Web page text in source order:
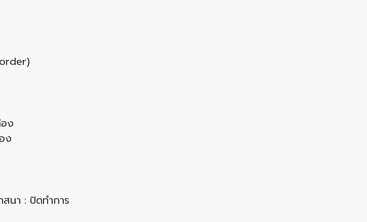
ง
ง
นา : ปิดทำการ